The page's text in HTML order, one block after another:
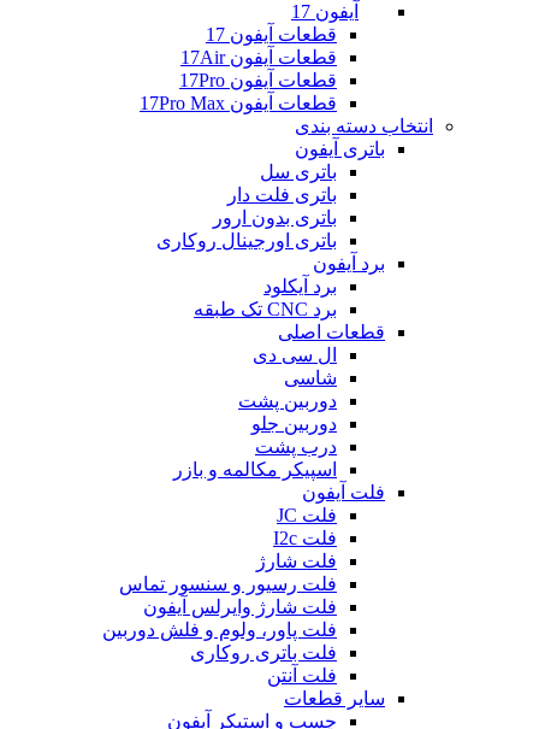
آیفون 17
قطعات آیفون 17
قطعات آیفون 17Air
قطعات آیفون 17Pro
قطعات آیفون 17Pro Max
انتخاب دسته بندی
باتری آیفون
باتری سل
باتری فلت دار
باتری بدون ارور
باتری اورجینال روکاری
برد آیفون
برد آیکلود
برد CNC تک طبقه
قطعات اصلی
ال سی دی
شاسی
دوربین پشت
دوربین جلو
درب پشت
اسپیکر مکالمه و بازر
فلت آیفون
فلت JC
فلت I2c
فلت شارژ
فلت رسیور و سنسور تماس
فلت شارژ وایرلس آیفون
فلت پاور، ولوم و فلش دوربین
فلت باتری روکاری
فلت آنتن
سایر قطعات
چسب و استیکر آیفون